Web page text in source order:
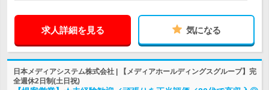
求人詳細を見る 気になる
日本メディアシステム株式会社 | 【メディアホールディングスグループ】完
全週休2日制(土日祝)